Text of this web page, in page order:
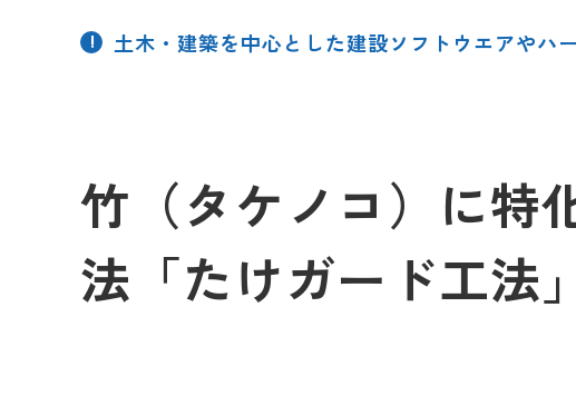
土木・建築を中心とした建設ソフトウエアやハ
竹（タケノコ）に特
法「たけガード工法」